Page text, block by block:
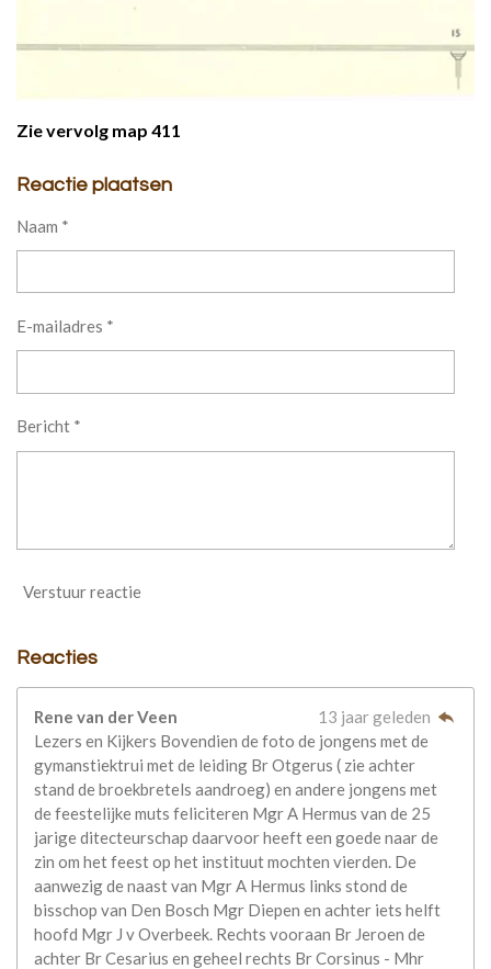
Zie vervolg map 411
Reactie plaatsen
Naam *
E-mailadres *
Bericht *
Verstuur reactie
Reacties
Rene van der Veen
13 jaar geleden
Lezers en Kijkers Bovendien de foto de jongens met de
gymanstiektrui met de leiding Br Otgerus ( zie achter
stand de broekbretels aandroeg) en andere jongens met
de feestelijke muts feliciteren Mgr A Hermus van de 25
jarige ditecteurschap daarvoor heeft een goede naar de
zin om het feest op het instituut mochten vierden. De
aanwezig de naast van Mgr A Hermus links stond de
bisschop van Den Bosch Mgr Diepen en achter iets helft
hoofd Mgr J v Overbeek. Rechts vooraan Br Jeroen de
achter Br Cesarius en geheel rechts Br Corsinus - Mhr